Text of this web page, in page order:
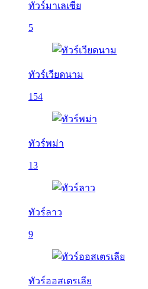
ทัวร์มาเลเซีย
5
ทัวร์เวียดนาม
154
ทัวร์พม่า
13
ทัวร์ลาว
9
ทัวร์ออสเตรเลีย